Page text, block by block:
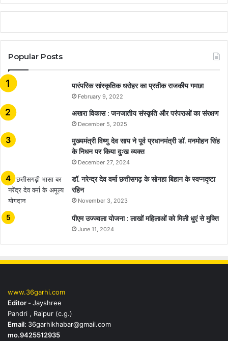
Popular Posts
​​​​​​​पारंपरिक सांस्कृतिक धरोहर का प्रतीक राजकीय गमछा
February 9, 2022
अखरा विकास : जनजातीय संस्कृति और परंपराओं का संरक्षण
December 5, 2025
मुख्यमंत्री विष्णु देव साय ने पूर्व प्रधानमंत्री डॉ. मनमोहन सिंह
के निधन पर किया दुःख व्यक्त
December 27, 2024
डॉ. नरेन्द्र देव वर्मा छत्तीसगढ़ के सोनहा बिहान के स्वप्नदृष्टा
रहिन
November 3, 2023
पीएम उज्ज्वला योजना : लाखों महिलाओं को मिली धुएं से मुक्ति
June 11, 2024
www.36garhi.com
Editor -Jayshree
Pandri , Raipur (c.g.)
Email: 36garhikhabar@gmail.com
mo.9425512935